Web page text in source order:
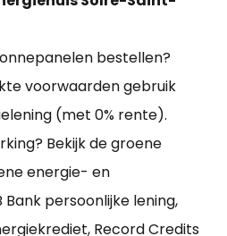
bestellen?
voorwaarden gebruik
(met 0% rente).
Bekijk de groene
energie- en
Bank persoonlijke lening,
Record Credits